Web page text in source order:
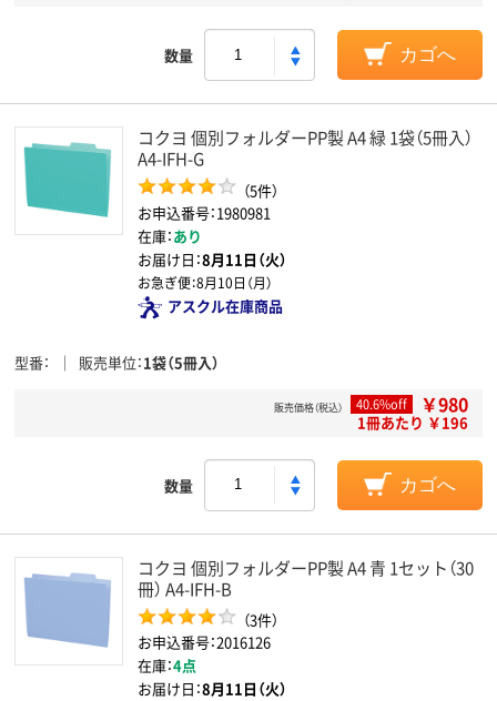
数量 カゴへ
コクヨ 個別フォルダーPP製 A4 緑 1袋（5冊入）
A4-IFH-G
（5件）
お申込番号：1980981
在庫：あり
お届け日：8月11日（火）
お急ぎ便：8月10日（月）
アスクル在庫商品
型番 販売単位 1袋（5冊入）
販売価格（税込） 40.6%off ￥980
1冊あたり ￥196
数量 カゴへ
コクヨ 個別フォルダーPP製 A4 青 1セット（30
冊） A4-IFH-B
（3件）
お申込番号：2016126
在庫：4点
お届け日：8月11日（火）